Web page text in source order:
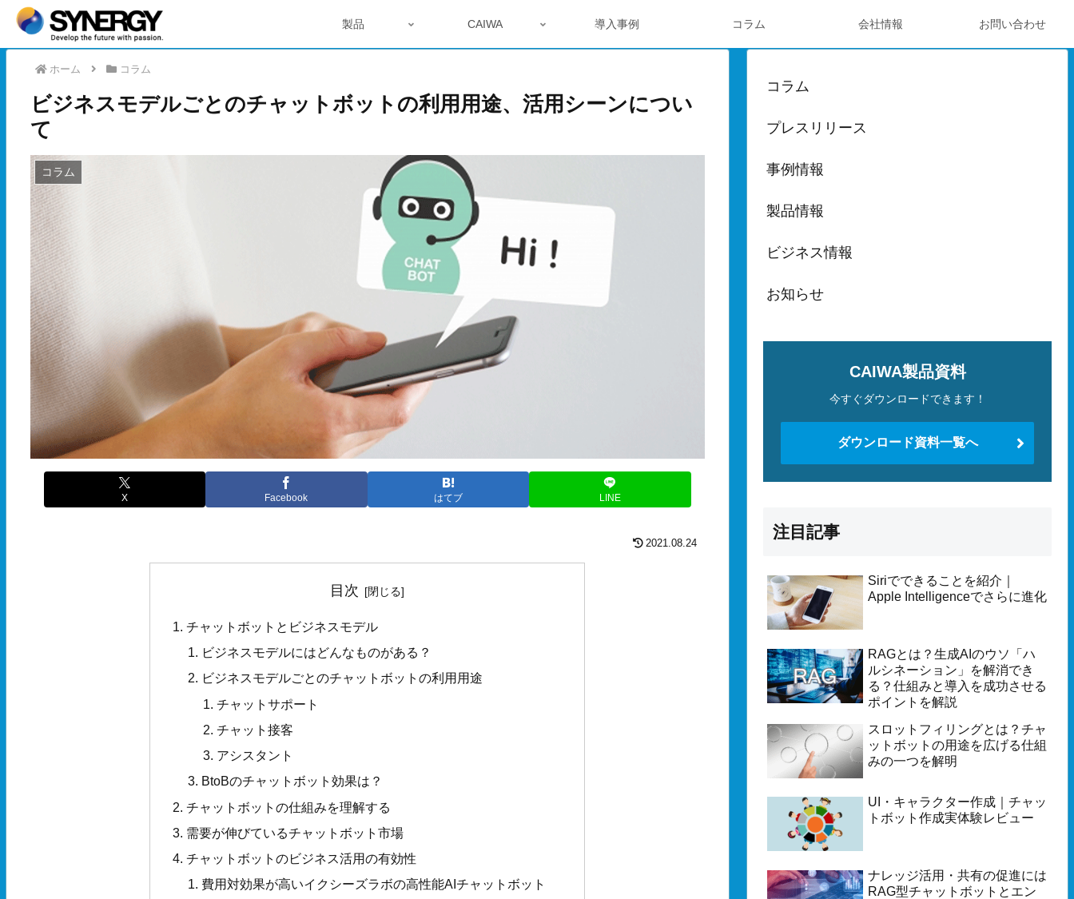
製品 CAIWA 導入事例 コラム 会社情報 お問い合わせ
ホーム コラム
ビジネスモデルごとのチャットボットの利用用途、活用シーンについ
て
コラム
X Facebook はてブ LINE
2021.08.24
目次
チャットボットとビジネスモデル
ビジネスモデルにはどんなものがある？
ビジネスモデルごとのチャットボットの利用用途
チャットサポート
チャット接客
アシスタント
BtoBのチャットボット効果は？
チャットボットの仕組みを理解する
需要が伸びているチャットボット市場
チャットボットのビジネス活用の有効性
費用対効果が高いイクシーズラボの高性能AIチャットボット
コラム
プレスリリース
事例情報
製品情報
ビジネス情報
お知らせ
CAIWA製品資料
今すぐダウンロードできます！
ダウンロード資料一覧へ
注目記事
Siriでできることを紹介｜
Apple Intelligenceでさらに進化
RAGとは？生成AIのウソ「ハ
ルシネーション」を解消でき
る？仕組みと導入を成功させる
ポイントを解説
スロットフィリングとは？チャ
ットボットの用途を広げる仕組
みの一つを解明
UI・キャラクター作成｜チャッ
トボット作成実体験レビュー
ナレッジ活用・共有の促進には
RAG型チャットボットとエン